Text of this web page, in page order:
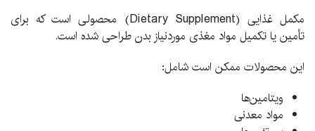
مکمل غذایی (Dietary Supplement) محصولی است که برای
تأمین یا تکمیل مواد مغذی موردنیاز بدن طراحی شده است.
این محصولات ممکن است شامل:
ویتامین‌ها
مواد معدنی